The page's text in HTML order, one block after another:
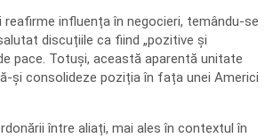
reafirme influența în negocieri, temându-se
discuțiile ca fiind „pozitive și
pace. Totuși, această aparentă unitate
și consolideze poziția în fața unei Americi
între aliați, mai ales în contextul în